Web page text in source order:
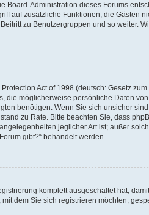
Board-Administration dieses Forums
auf zusätzliche Funktionen, die Gästen
zu Benutzergruppen und so weiter.
Act of 1998 (deutsch: Gesetz
die möglicherweise persönliche Daten
benötigen. Wenn Sie sich unsicher
zu Rate. Bitte beachten Sie, dass
jeglicher Art ist; außer
gibt?“ behandelt werden.
komplett ausgeschaltet hat,
dem Sie sich registrieren möchten,